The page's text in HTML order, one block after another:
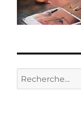
Recherche
pour :